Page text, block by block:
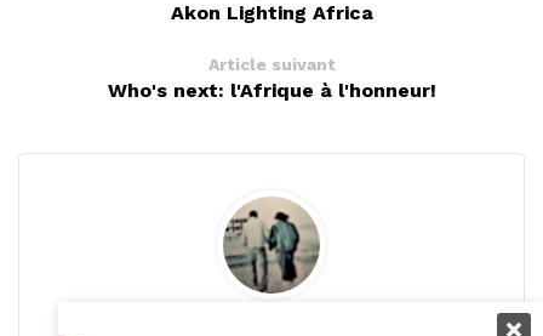
Akon Lighting Africa
Article suivant
Who's next: l'Afrique à l'honneur!